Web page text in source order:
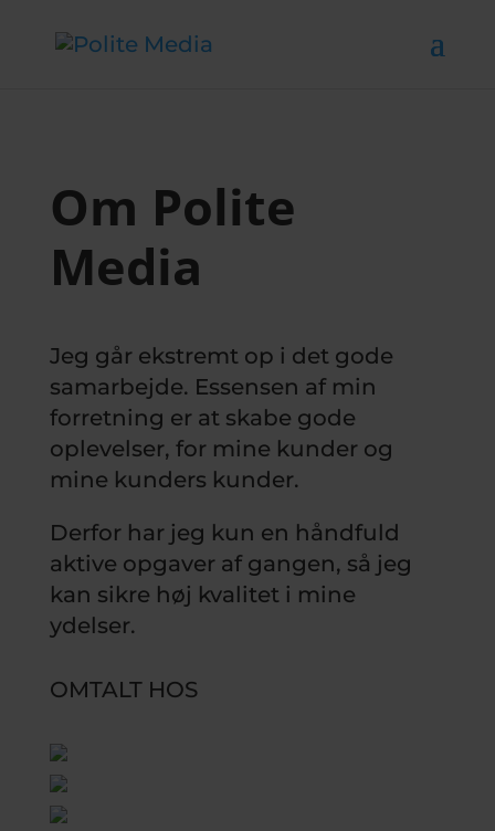
Om Polite
Media
Jeg går ekstremt op i det gode
samarbejde. Essensen af min
forretning er at skabe gode
oplevelser, for mine kunder og
mine kunders kunder.
Derfor har jeg kun en håndfuld
aktive opgaver af gangen, så jeg
kan sikre høj kvalitet i mine
ydelser.
OMTALT HOS